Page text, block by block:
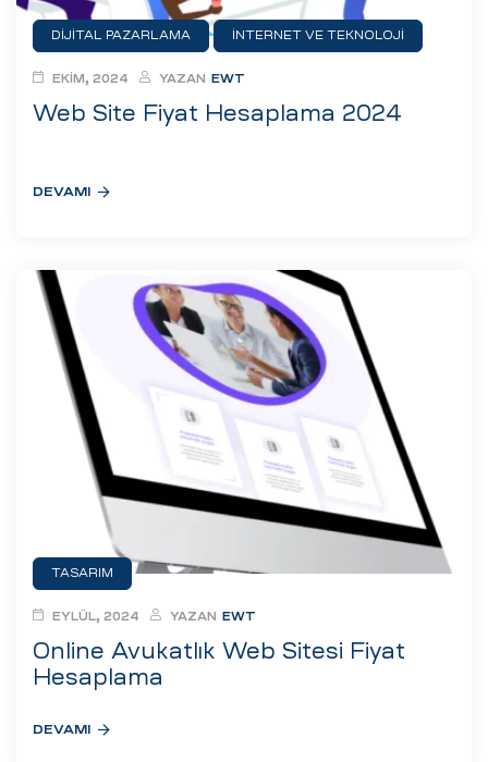
DIJITAL PAZARLAMA İNTERNET VE TEKNOLOJI
Web Site Fiyat Hesaplama 2024
EKIM, 2024 YAZAN EWT
DEVAMI
TASARIM
Online Avukatlık Web Sitesi Fiyat
Hesaplama
EYLÜL, 2024 YAZAN EWT
DEVAMI